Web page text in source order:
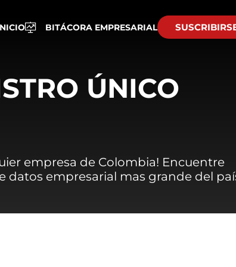
BITÁCORA EMPRESARIAL
ÚNICO
empresa de Colombia! Encuentre
datos empresarial mas grande del